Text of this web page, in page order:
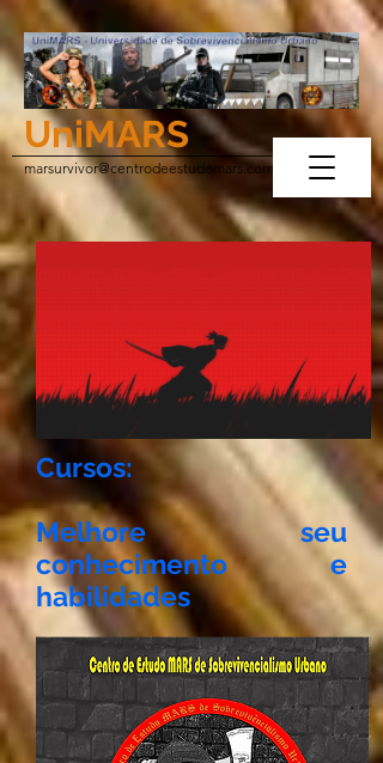
UniMARS
marsurvivor@centrodeestudomars.com
Cursos:
Melhore seu
conhecimento e
habilidades